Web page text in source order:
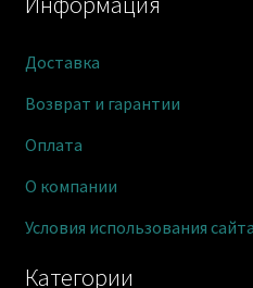
Категории
Доставка
Возврат и гарантии
Оплата
О компании
Условия использования сайта